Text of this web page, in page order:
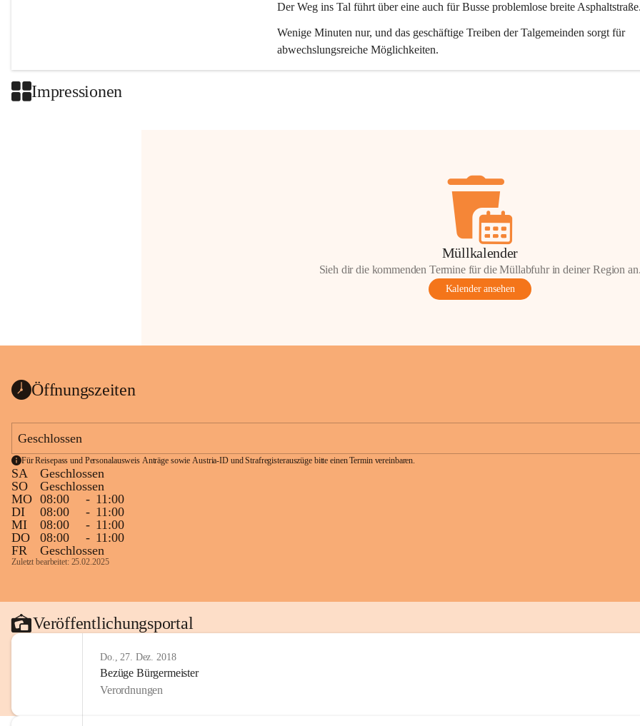
Der Weg ins Tal führt über eine auch für Busse problemlose breite
Wenige Minuten nur, und das geschäftige Treiben der Talgemeinden sorgt für
abwechslungsreiche Möglichkeiten.
Impressionen
Müllkalender
Sieh dir die kommenden Termine für die Müllabfuhr in deiner Region
Kalender ansehen
Öffnungszeiten
Geschlossen
Für Reisepass und Personalausweis Anträge sowie Austria-ID und Strafregisterauszüge bitte einen Termin vereinbaren.
SA
Geschlossen
SO
Geschlossen
MO 08:00 - 11:00
DI
08:00 - 11:00
MI
08:00 - 11:00
DO
08:00 - 11:00
FR
Geschlossen
Zuletzt bearbeitet: 25.02.2025
Veröffentlichungsportal
Do., 27. Dez. 2018
Bezüge Bürgermeister
Verordnungen